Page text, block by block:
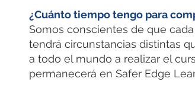
¿Cuánto tiempo tengo para
Somos conscientes de que
tendrá circunstancias distintas
a todo el mundo a realizar el
permanecerá en Safer Edge